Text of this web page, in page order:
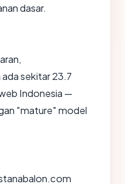
dasar.
ada sekitar 23.7
Indonesia —
"mature" model